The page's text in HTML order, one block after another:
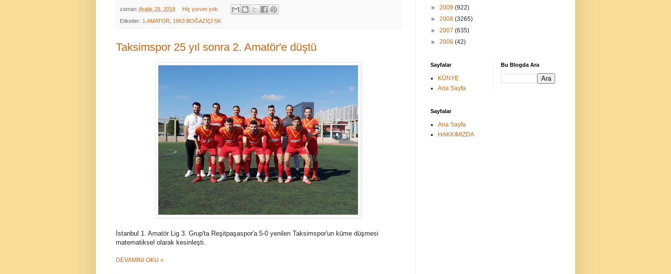
zaman: Aralık 29, 2019 Hiç yorum yok:
Etiketler: 1.AMATOR 1863 BOĞAZİÇİ SK
Taksimspor 25 yıl sonra 2. Amatör'e düştü
İstanbul 1. Amatör Lig 3. Grup'ta Reşitpaşaspor'a 5-0 yenilen Taksimspor'un küme düşmesi
matematiksel olarak kesinleşti.
DEVAMINI OKU »
► 2009 (922)
► 2008 (3265)
► 2007 (635)
► 2006 (42)
Sayfalar
KÜNYE
Ana Sayfa
Bu Blogda Ara
Sayfalar
Ana Sayfa
HAKKIMIZDA